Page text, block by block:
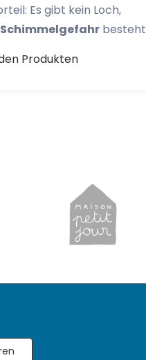
Es gibt kein Loch,
besteht
Produkten